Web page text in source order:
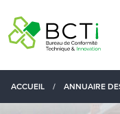
ACCUEIL / ANNUAIRE